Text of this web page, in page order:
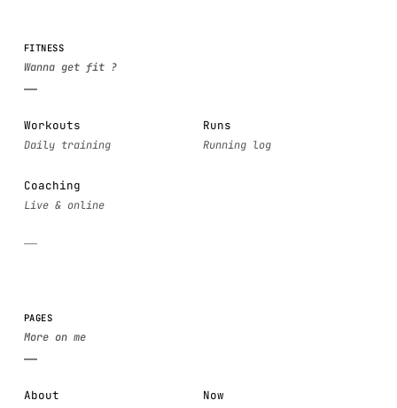
FITNESS
Workouts Runs
Coaching
PAGES
About Now